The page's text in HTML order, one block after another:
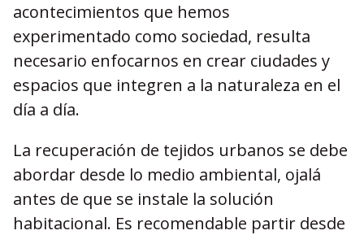
acontecimientos que hemos
experimentado como sociedad, resulta
necesario enfocarnos en crear ciudades y
espacios que integren a la naturaleza en el
día a día.
La recuperación de tejidos urbanos se debe
abordar desde lo medio ambiental, ojalá
antes de que se instale la solución
habitacional. Es recomendable partir desde